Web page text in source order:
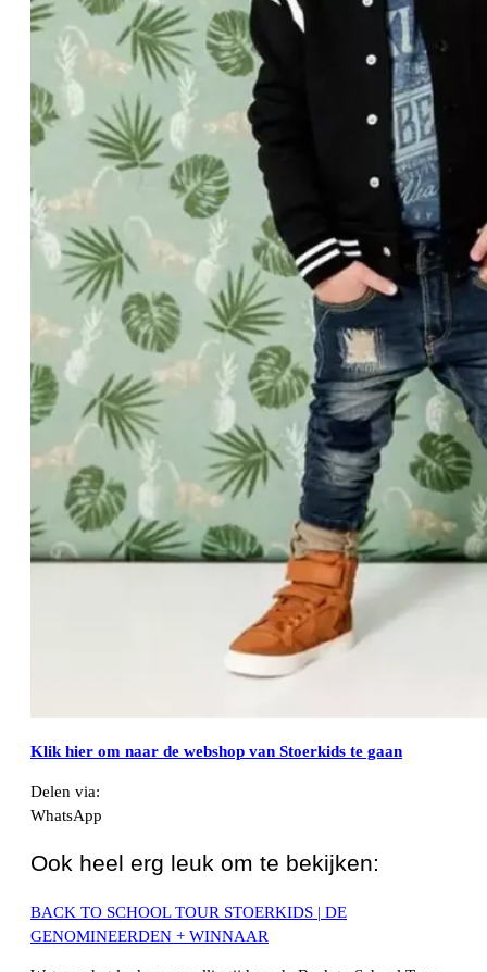
Klik hier om naar de webshop van Stoerkids te gaan
Delen via:
WhatsApp
Ook heel erg leuk om te bekijken:
BACK TO SCHOOL TOUR STOERKIDS | DE
GENOMINEERDEN + WINNAAR